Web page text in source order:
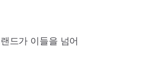
드가 이들을 넘어